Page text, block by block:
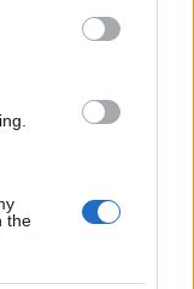
the
i nuovi rischi